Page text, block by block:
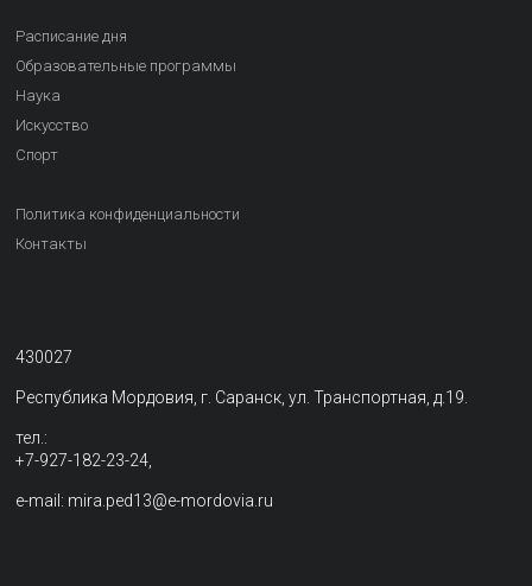
Расписание дня
Образовательные программы
Наука
Искусство
Спорт
Политика конфиденциальности
Контакты
430027
Республика Мордовия, г. Саранск, ул. Транспортная, д.19.
тел.:
+7-927-182-23-24,
e-mail: mira.ped13@e-mordovia.ru